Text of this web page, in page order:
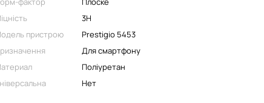
3H
пристрою
Prestigio 5453
Для смартфону
Поліуретан
Нет